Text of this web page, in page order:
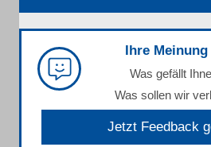
Ihre
Was gefällt
Was sollen wir
Jetzt Feedback